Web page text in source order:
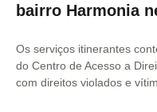
bairro Harmonia
Os serviços itinerantes
do Centro de Acesso a
com direitos violados e